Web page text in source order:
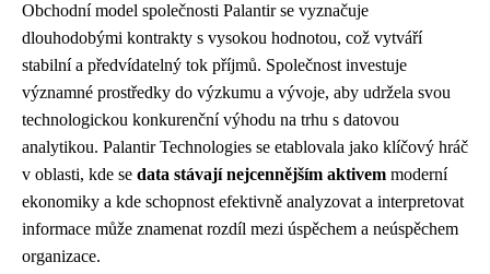
Obchodní model společnosti Palantir se vyznačuje
dlouhodobými kontrakty s vysokou hodnotou, což vytváří
stabilní a předvídatelný tok příjmů. Společnost investuje
významné prostředky do výzkumu a vývoje, aby udržela svou
technologickou konkurenční výhodu na trhu s datovou
analytikou. Palantir Technologies se etablovala jako klíčový hráč
v oblasti, kde se data stávají nejcennějším aktivem moderní
ekonomiky a kde schopnost efektivně analyzovat a interpretovat
informace může znamenat rozdíl mezi úspěchem a neúspěchem
organizace.